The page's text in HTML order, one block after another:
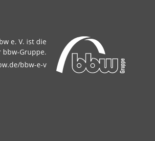
e. V. ist die
bbw-Gruppe.
bbw-e-v